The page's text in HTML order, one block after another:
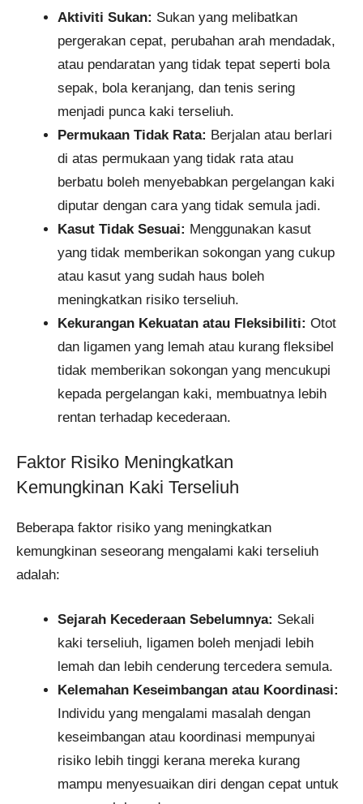
Aktiviti Sukan: Sukan yang melibatkan
pergerakan cepat, perubahan arah mendadak,
atau pendaratan yang tidak tepat seperti bola
sepak, bola keranjang, dan tenis sering
menjadi punca kaki terseliuh.
Permukaan Tidak Rata: Berjalan atau berlari
di atas permukaan yang tidak rata atau
berbatu boleh menyebabkan pergelangan kaki
diputar dengan cara yang tidak semula jadi.
Kasut Tidak Sesuai: Menggunakan kasut
yang tidak memberikan sokongan yang cukup
atau kasut yang sudah haus boleh
meningkatkan risiko terseliuh.
Kekurangan Kekuatan atau Fleksibiliti: Otot
dan ligamen yang lemah atau kurang fleksibel
tidak memberikan sokongan yang mencukupi
kepada pergelangan kaki, membuatnya lebih
rentan terhadap kecederaan.
Faktor Risiko Meningkatkan
Kemungkinan Kaki Terseliuh
Beberapa faktor risiko yang meningkatkan
kemungkinan seseorang mengalami kaki terseliuh
adalah:
Sejarah Kecederaan Sebelumnya: Sekali
kaki terseliuh, ligamen boleh menjadi lebih
lemah dan lebih cenderung tercedera semula.
Kelemahan Keseimbangan atau Koordinasi:
Individu yang mengalami masalah dengan
keseimbangan atau koordinasi mempunyai
risiko lebih tinggi kerana mereka kurang
mampu menyesuaikan diri dengan cepat untuk